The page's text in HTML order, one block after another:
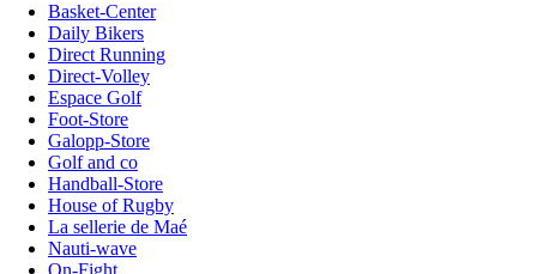
Basket-Center
Daily Bikers
Direct Running
Direct-Volley
Espace Golf
Foot-Store
Galopp-Store
Golf and co
Handball-Store
House of Rugby
La sellerie de Maé
Nauti-wave